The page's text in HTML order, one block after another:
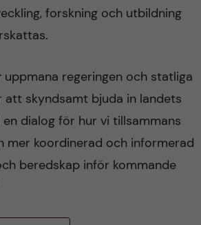
forskning och utbildning
uppmana regeringen och statliga
att skyndsamt bjuda in landets
dialog för hur vi tillsammans
mer koordinerad och informerad
beredskap inför kommande